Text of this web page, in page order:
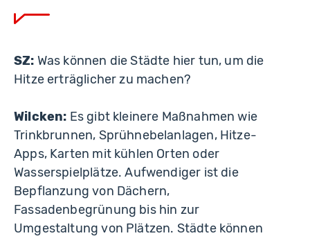
SZ: Was können die Städte hier tun, um die
Hitze erträglicher zu machen?
Wilcken: Es gibt kleinere Maßnahmen wie
Trinkbrunnen, Sprühnebelanlagen, Hitze-
Apps, Karten mit kühlen Orten oder
Wasserspielplätze. Aufwendiger ist die
Bepflanzung von Dächern,
Fassadenbegrünung bis hin zur
Umgestaltung von Plätzen. Städte können